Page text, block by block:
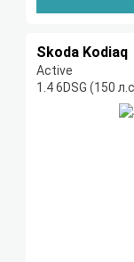
Skoda Kodiaq
Active
1.4 6DSG (150